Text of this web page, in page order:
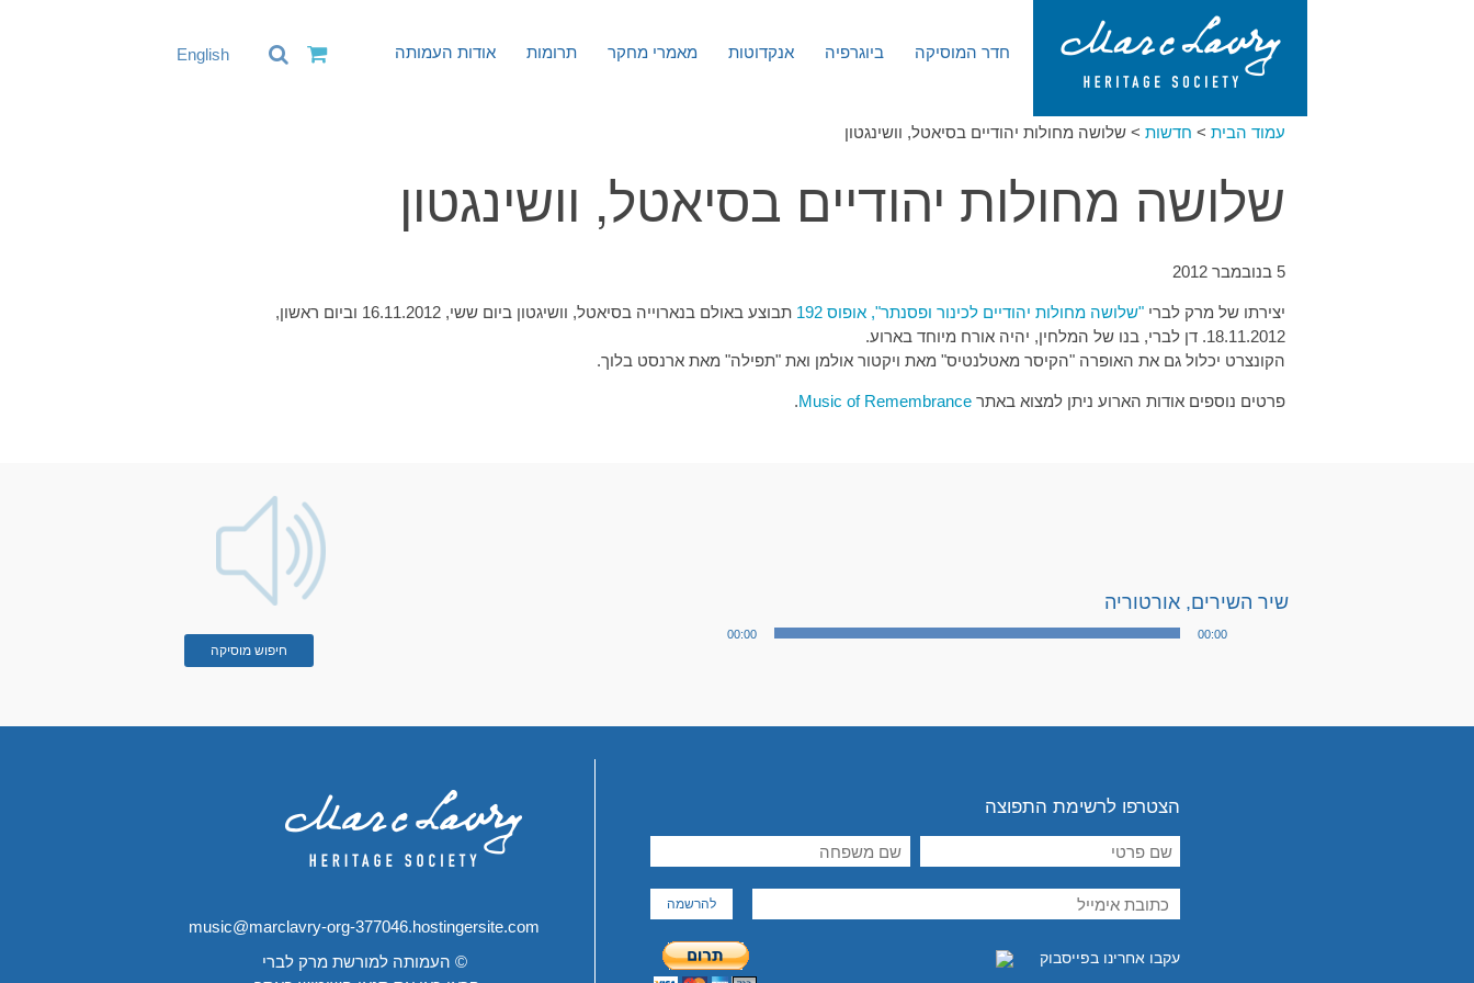
חדר המוסיקה ביוגרפיה אנקדוטות מאמרי מחקר תרומות אודות העמותה English
עמוד הבית > חדשות > שלושה מחולות יהודיים בסיאטל, וושינגטון
שלושה מחולות יהודיים בסיאטל, וושינגטון
5 בנובמבר 2012
יצירתו של מרק לברי "שלושה מחולות יהודיים לכינור ופסנתר", אופוס 192
תבוצע באולם בנארוייה בסיאטל, וושיגטון ביום ששי, 16.11.2012 וביום ראשון,
18.11.2012. דן לברי, בנו של המלחין, יהיה אורח מיוחד בארוע.
הקונצרט יכלול גם את האופרה "הקיסר מאטלנטיס" מאת ויקטור אולמן ואת "תפילה" מאת ארנסט בלוך.
פרטים נוספים אודות הארוע ניתן למצוא באתר Music of Remembrance
.
חיפוש מוסיקה
שיר השירים, אורטוריה
אודיו
00:00 00:00
music@marclavry-org-377046.hostingersite.com
© העמותה למורשת מרק לברי
הצטרפו לרשימת התפוצה
עקבו אחרינו בפייסבוק